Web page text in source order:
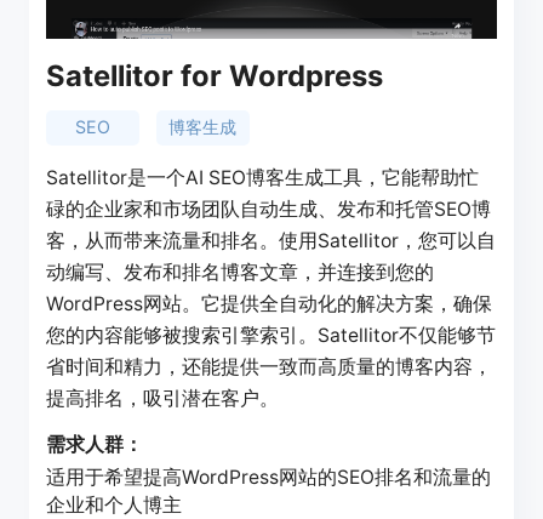
Satellitor for Wordpress
SEO 博客生成
Satellitor是一个AI SEO博客生成工具，它能帮助忙
碌的企业家和市场团队自动生成、发布和托管SEO博
客，从而带来流量和排名。使用Satellitor，您可以自
动编写、发布和排名博客文章，并连接到您的
WordPress网站。它提供全自动化的解决方案，确保
您的内容能够被搜索引擎索引。Satellitor不仅能够节
省时间和精力，还能提供一致而高质量的博客内容，
提高排名，吸引潜在客户。
需求人群：
适用于希望提高WordPress网站的SEO排名和流量的
企业和个人博主